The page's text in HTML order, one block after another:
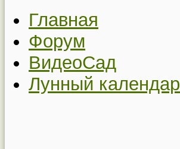
Главная
Форум
ВидеоСад
Лунный